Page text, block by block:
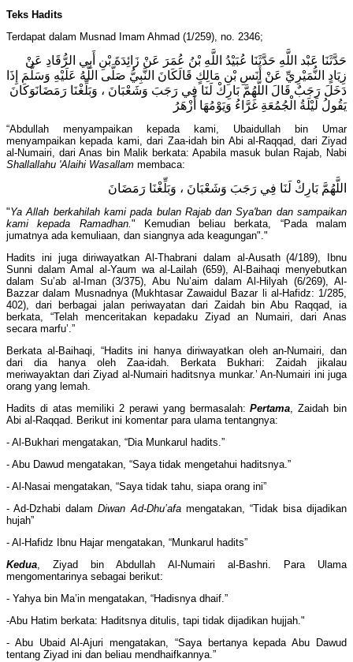
Teks Hadits
Terdapat dalam Musnad Imam Ahmad (1/259), no. 2346;
حَدَّثَنَا عَبْد اللَّهِ حَدَّثَنَا عُبَيْدُ اللَّهِ بْنُ عُمَرَ عَنْ زَائِدَةَ بْنِ أَبِي الرُّقَادِ عَنْ
زِيَادٍ النُّمَيْرِيِّ عَنْ أَنَسِ بْنِ مَالِكٍ قَالَكَانَ النَّبِيُّ صَلَّى اللَّهُ عَلَيْهِ وَسَلَّمَ إِذَا
دَخَلَ رَجَبٌ قَالَ اللَّهُمَّ بَارِكْ لَنَا فِي رَجَبَ وَشَعْبَانَ ، وَبَلِّغْنَا رَمَضَانَوَكَانَ
يَقُولُ لَيْلَةُ الْجُمُعَةِ غَرَّاءُ وَيَوْمُهَا أَزْهَرُ
“Abdullah menyampaikan kepada kami, Ubaidullah bin Umar
menyampaikan kepada kami, dari Zaa-idah bin Abi al-Raqqad, dari Ziyad
al-Numairi, dari Anas bin Malik berkata: Apabila masuk bulan Rajab, Nabi
Shallallahu 'Alaihi Wasallam membaca:
اللَّهُمَّ بَارِكْ لَنَا فِي رَجَبَ وَشَعْبَانَ ، وَبَلِّغْنَا رَمَضَانَ
"Ya Allah berkahilah kami pada bulan Rajab dan Sya'ban dan sampaikan
kami kepada Ramadhan." Kemudian beliau berkata, “Pada malam
jumatnya ada kemuliaan, dan siangnya ada keagungan"."
Hadits ini juga diriwayatkan Al-Thabrani dalam al-Ausath (4/189), Ibnu
Sunni dalam Amal al-Yaum wa al-Lailah (659), Al-Baihaqi menyebutkan
dalam Su’ab al-Iman (3/375), Abu Nu’aim dalam Al-Hilyah (6/269), Al-
Bazzar dalam Musnadnya (Mukhtasar Zawaidul Bazar li al-Hafidz: 1/285,
402), dari berbagai jalan periwayatan dari Zaidah bin Abu Raqqad, ia
berkata, “Telah menceritakan kepadaku Ziyad an Numairi, dari Anas
secara marfu’.”
Berkata al-Baihaqi, “Hadits ini hanya diriwayatkan oleh an-Numairi, dan
dari dia hanya oleh Zaa-idah. Berkata Bukhari: Zaidah jikalau
meriwayaktan dari Ziyad al-Numairi haditsnya munkar.’ An-Numairi ini juga
orang yang lemah.
Hadits di atas memiliki 2 perawi yang bermasalah:Pertama, Zaidah bin
Abi al-Raqqad. Berikut ini komentar para ulama tentangnya:
- Al-Bukhari mengatakan, “Dia Munkarul hadits.”
- Abu Dawud mengatakan, “Saya tidak mengetahui haditsnya.”
- Al-Nasai mengatakan, “Saya tidak tahu, siapa orang ini”
- Ad-Dzhabi dalamDiwan Ad-Dhu’afa mengatakan, “Tidak bisa dijadikan
hujah”
- Al-Hafidz Ibnu Hajar mengatakan, “Munkarul hadits”
Kedua, Ziyad bin Abdullah Al-Numairi al-Bashri. Para Ulama
mengomentarinya sebagai berikut:
- Yahya bin Ma’in mengatakan, “Hadisnya dhaif.”
-Abu Hatim berkata: Haditsnya ditulis, tapi tidak dijadikan hujjah."
- Abu Ubaid Al-Ajuri mengatakan, “Saya bertanya kepada Abu Dawud
tentang Ziyad ini dan beliau mendhaifkannya.”